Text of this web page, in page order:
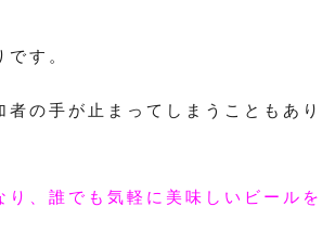
す。
の手が止まってしまうこともあ
、誰でも気軽に美味しいビール